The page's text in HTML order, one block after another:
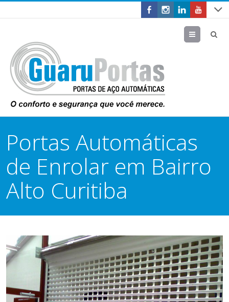
Menu
Portas Automáticas
de Enrolar em Bairro
Alto Curitiba